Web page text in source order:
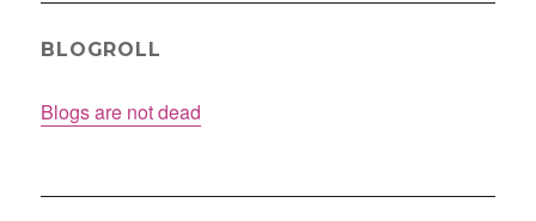
BLOGROLL
Blogs are not dead